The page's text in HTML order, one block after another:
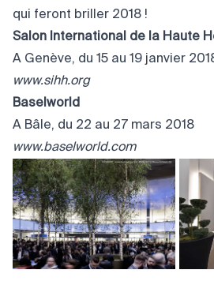
qui feront briller 2018 !
Salon International de la Haute
A Genève, du 15 au 19 janvier
www.sihh.org
Baselworld
A Bâle, du 22 au 27 mars 2018
www.baselworld.com